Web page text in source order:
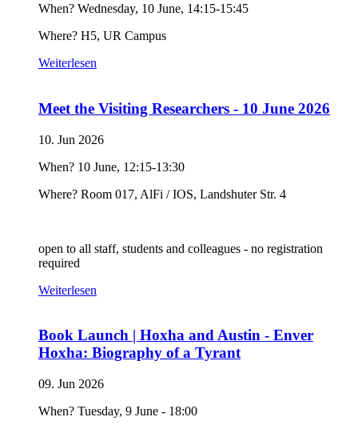
When? Wednesday, 10 June, 14:15-15:45
Where? H5, UR Campus
Weiterlesen
Meet the Visiting Researchers - 10 June 2026
10. Jun 2026
When? 10 June, 12:15-13:30
Where? Room 017, AlFi / IOS, Landshuter Str. 4
open to all staff, students and colleagues - no registration
required
Weiterlesen
Book Launch | Hoxha and Austin - Enver
Hoxha: Biography of a Tyrant
09. Jun 2026
When? Tuesday, 9 June - 18:00